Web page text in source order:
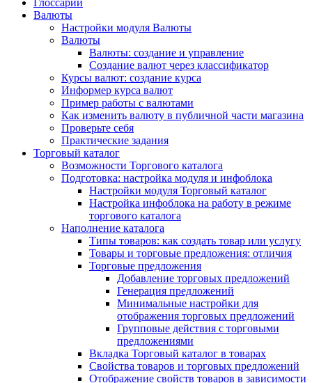
Глоссарий
Валюты
Настройки модуля Валюты
Валюты
Валюты: создание и управление
Создание валют через классификатор
Курсы валют: создание курса
Информер курса валют
Пример работы с валютами
Как изменить валюту в публичной части магазина
Проверьте себя
Практические задания
Торговый каталог
Возможности Торгового каталога
Подготовка: настройка модуля и инфоблока
Настройки модуля Торговый каталог
Настройка инфоблока на работу в режиме
торгового каталога
Наполнение каталога
Типы товаров: как создать товар или услугу
Товары и торговые предложения: отличия
Торговые предложения
Добавление торговых предложений
Генерация предложений
Минимальные настройки для
отображения торговых предложений
Групповые действия с торговыми
предложениями
Вкладка Торговый каталог в товарах
Свойства товаров и торговых предложений
Отображение свойств товаров в зависимости